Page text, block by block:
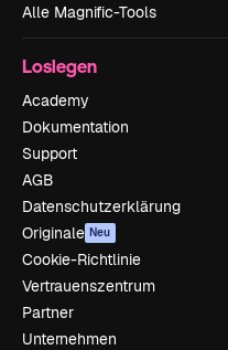
Alle Magnific-Tools
Loslegen
Academy
Dokumentation
Support
AGB
Datenschutzerklärung
Originale Neu
Cookie-Richtlinie
Vertrauenszentrum
Partner
Unternehmen